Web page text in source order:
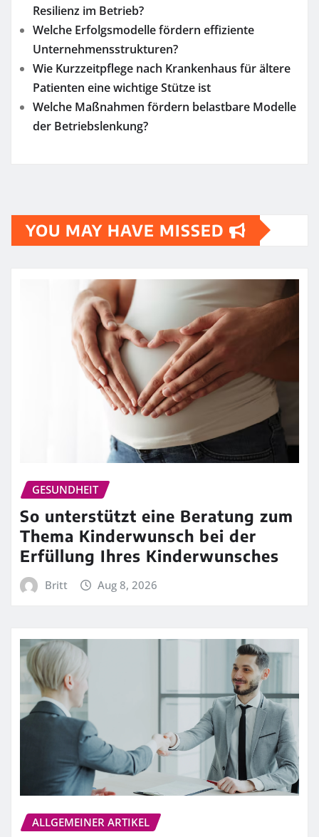
Resilienz im Betrieb?
Welche Erfolgsmodelle fördern effiziente
Unternehmensstrukturen?
Wie Kurzzeitpflege nach Krankenhaus für ältere
Patienten eine wichtige Stütze ist
Welche Maßnahmen fördern belastbare Modelle
der Betriebslenkung?
YOU MAY HAVE MISSED
GESUNDHEIT
So unterstützt eine Beratung zum
Thema Kinderwunsch bei der
Erfüllung Ihres Kinderwunsches
Britt Aug 8, 2026
ALLGEMEINER ARTIKEL